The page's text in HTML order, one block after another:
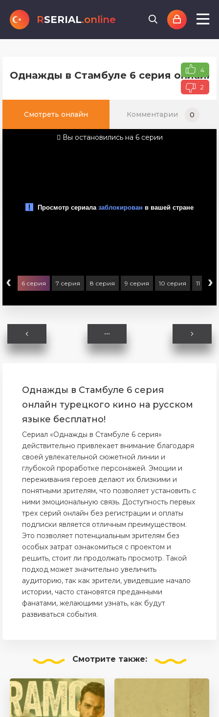
RSERIAL.online
Однажды в Стамбуле 6 серия онлайн
4
2
Смотреть онлайн Комментарии 0
Вы остановились на 6 серии
‹ 6 серия 7 серия 8 серия 9 серия 10 серия 11 ›
Однажды в Стамбуле 6 серия
онлайн турецкого кино на русском
языке бесплатно!
Сериал «Однажды в Стамбуле 6 серия»
действительно привлекает внимание благодаря
своей увлекательной сюжетной линии и
глубокой проработке персонажей. Эмоции и
переживания героев делают их близкими и
понятными зрителям, что позволяет установить с
ними эмоциональную связь. Доступность первых
трех серий онлайн без регистрации и оплаты
подписки является отличным преимуществом.
Это позволяет потенциальным зрителям без
особых затрат ознакомиться с проектом и
решить, стоит ли продолжать просмотр. Такой
подход может значительно увеличить
аудиторию, так как зрители, увидевшие начало
истории, часто становятся преданными
фанатами, желающими узнать, как будут
развиваться события.
Смотрите также: